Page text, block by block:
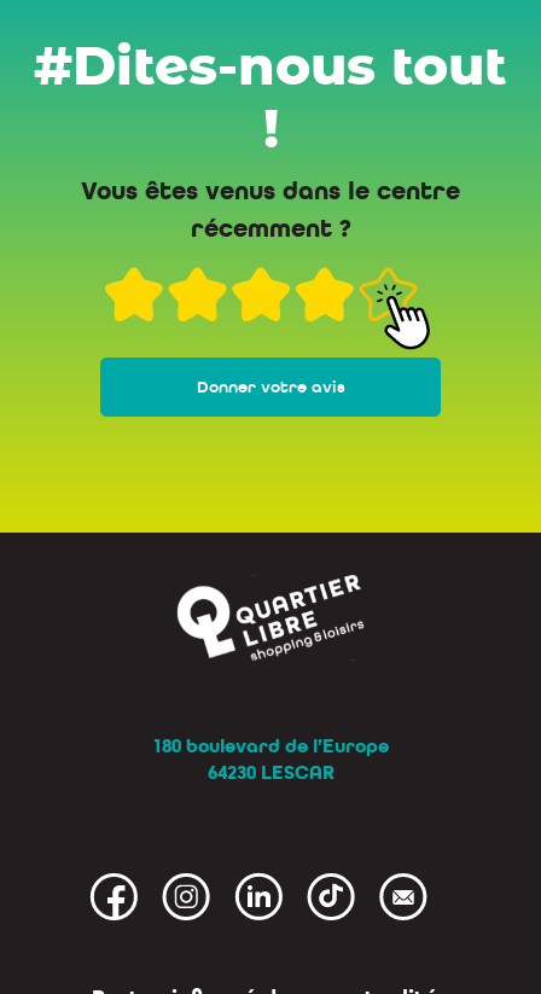
#Dites-nous tout
!
Vous êtes venus dans le centre
récemment ?
Donner votre avis
180 boulevard de l’Europe
64230 LESCAR